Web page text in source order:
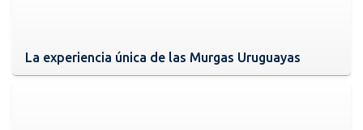
La experiencia única de las Murgas Uruguayas